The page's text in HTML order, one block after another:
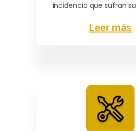
incidencia que sufran
Leer más